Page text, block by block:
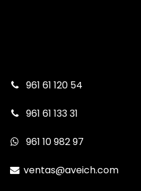
961 61 120 54
961 61 133 31
961 10 982 97
ventas@aveich.com